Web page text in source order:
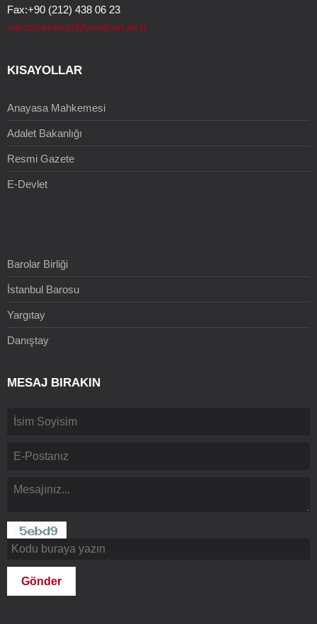
Fax:+90 (212) 438 06 23
yavuzyesilyurt@yesilyurt.av.tr
KISAYOLLAR
Anayasa Mahkemesi
Adalet Bakanlığı
Resmi Gazete
E-Devlet
Barolar Birliği
İstanbul Barosu
Yargıtay
Danıştay
MESAJ BIRAKIN
Gönder